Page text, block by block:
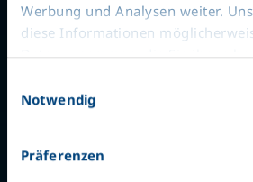
Werbung und Analysen weiter.
diese Informationen
Daten zusammen, die Sie ihnen
gesammelt haben. Wir setzen im
Trackings auch Dienstleister in
der EU mit abweichenden
ein, wodurch das Risiko von
Notwendig
Präferenzen
Bizi takip edin